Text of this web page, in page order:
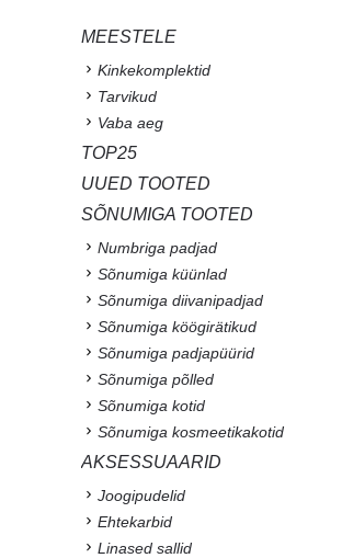
MEESTELE
Kinkekomplektid
Tarvikud
Vaba aeg
TOP25
UUED TOOTED
SÕNUMIGA TOOTED
Numbriga padjad
Sõnumiga küünlad
Sõnumiga diivanipadjad
Sõnumiga köögirätikud
Sõnumiga padjapüürid
Sõnumiga põlled
Sõnumiga kotid
Sõnumiga kosmeetikakotid
AKSESSUAARID
Joogipudelid
Ehtekarbid
Linased sallid